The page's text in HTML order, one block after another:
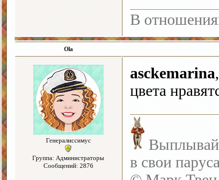
В
Ola
Генералиссимус
Группа: Администраторы
Сообщений: 2876
asckemarina
цвета
в свои